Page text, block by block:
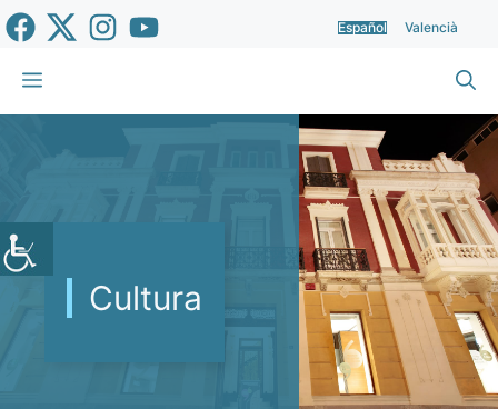
Saltar
al
contenido
Español Valencià
Menú
Cultura